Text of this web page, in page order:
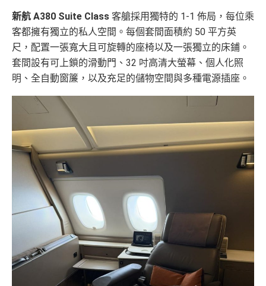
新航 A380 Suite Class 客艙採用獨特的 1-1 佈局，每位乘
客都擁有獨立的私人空間。每個套間面積約 50 平方英
尺，配置一張寬大且可旋轉的座椅以及一張獨立的床鋪。
套間設有可上鎖的滑動門、32 吋高清大螢幕、個人化照
明、全自動窗簾，以及充足的儲物空間與多種電源插座。